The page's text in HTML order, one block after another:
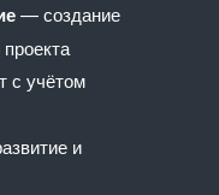
— создание
с учётом
и